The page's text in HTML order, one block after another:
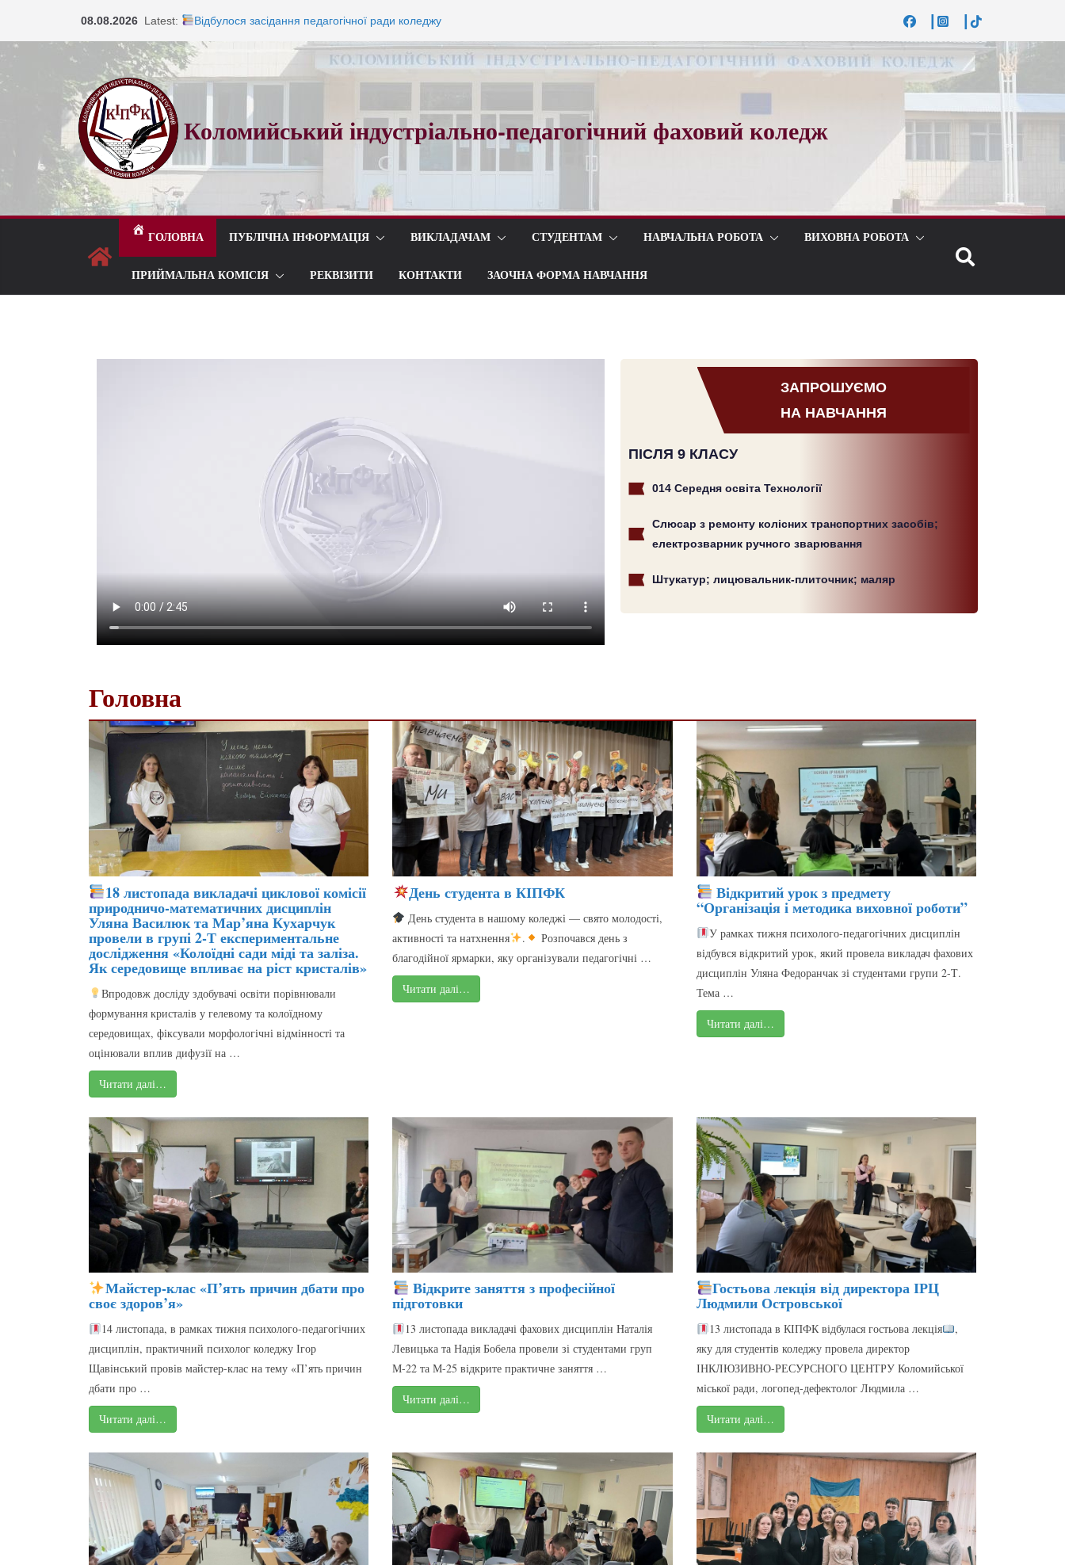
08.08.2026 Latest:
Відбулося засідання педагогічної ради коледжу
Запрошуємо на навчання!
Під шелест лип і мелодію прощального вальсу…
Коломийський індустріально-педагогічний фаховий коледж
ГОЛОВНА ПУБЛІЧНА ІНФОРМАЦІЯ ВИКЛАДАЧАМ СТУДЕНТАМ НАВЧАЛЬНА РОБОТА ВИХОВНА РОБОТА
ПРИЙМАЛЬНА КОМІСІЯ РЕКВІЗИТИ КОНТАКТИ ЗАОЧНА ФОРМА НАВЧАННЯ
ЗАПРОШУЄМО
НА НАВЧАННЯ
ПІСЛЯ 9 КЛАСУ
014 Середня освіта Технології
Слюсар з ремонту колісних транспортних засобів;
електрозварник ручного зварювання
Штукатур; лицювальник-плиточник; маляр
Головна
18 листопада викладачі циклової комісії
природничо-математичних дисциплін
Уляна Василюк та Мар’яна Кухарчук
провели в групі 2-Т експериментальне
дослідження «Колоїдні сади міді та заліза.
Як середовище впливає на ріст кристалів»
Впродовж досліду здобувачі освіти порівнювали
формування кристалів у гелевому та колоїдному
середовищах, фіксували морфологічні відмінності та
оцінювали вплив дифузії на …
Читати далі…
День студента в КІПФК
День студента в нашому коледжі — свято молодості,
активності та натхнення
.
Розпочався день з
благодійної ярмарки, яку організували педагогічні …
Читати далі…
Відкритий урок з предмету
“Організація і методика виховної роботи”
У рамках тижня психолого-педагогічних дисциплін
відбувся відкритий урок, який провела викладач фахових
дисциплін Уляна Федоранчак зі студентами групи 2-Т.
Тема …
Читати далі…
Майстер-клас «П’ять причин дбати про
своє здоров’я»
14 листопада, в рамках тижня психолого-педагогічних
дисциплін, практичний психолог коледжу Ігор
Щавінський провів майстер-клас на тему «П’ять причин
дбати про …
Читати далі…
Відкрите заняття з професійної
підготовки
13 листопада викладачі фахових дисциплін Наталія
Левицька та Надія Бобела провели зі студентами груп
М-22 та М-25 відкрите практичне заняття …
Читати далі…
Гостьова лекція від директора ІРЦ
Людмили Островської
13 листопада в КІПФК відбулася гостьова лекція
,
яку для студентів коледжу провела директор
ІНКЛЮЗИВНО-РЕСУРСНОГО ЦЕНТРУ Коломийської
міської ради, логопед-дефектолог Людмила …
Читати далі…